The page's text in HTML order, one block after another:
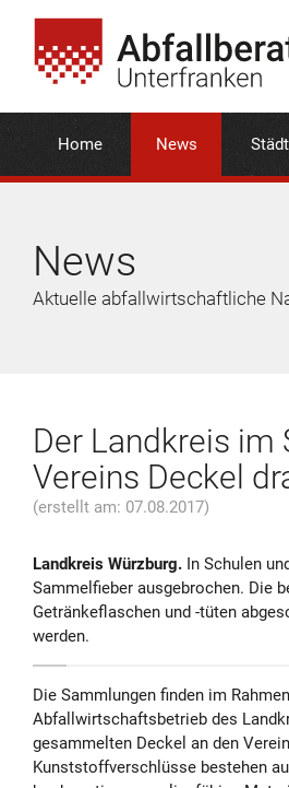
Home News
News
Aktuelle abfallwirtschaftliche
Der Landkreis
Vereins Deckel
(erstellt am: 07.08.2017)
Landkreis Würzburg. In Schulen
Sammelfieber ausgebrochen. Die
Getränkeflaschen und -tüten
werden.
Die Sammlungen finden im
Abfallwirtschaftsbetrieb des
gesammelten Deckel an den
Kunststoffverschlüsse bestehen